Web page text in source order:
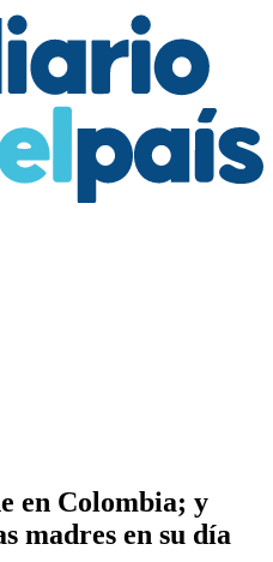
en Colombia; y
madres en su día